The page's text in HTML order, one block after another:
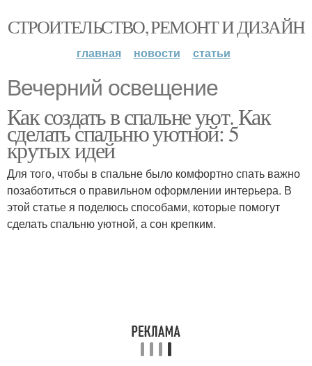
СТРОИТЕЛЬСТВО, РЕМОНТ И ДИЗАЙН
главная новости статьи
Вечерний освещение
Как создать в спальне уют. Как
сделать спальню уютной: 5
крутых идей
Для того, чтобы в спальне было комфортно спать важно
позаботиться о правильном оформлении интерьера. В
этой статье я поделюсь способами, которые помогут
сделать спальню уютной, а сон крепким.